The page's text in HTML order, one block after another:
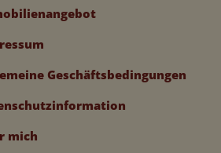
Geschäftsbedingungen
mich